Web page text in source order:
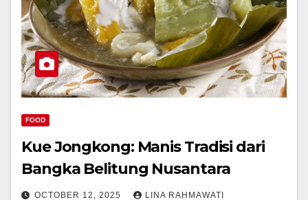
FOOD
Kue Jongkong: Manis Tradisi dari
Bangka Belitung Nusantara
OCTOBER 12, 2025 LINA RAHMAWATI